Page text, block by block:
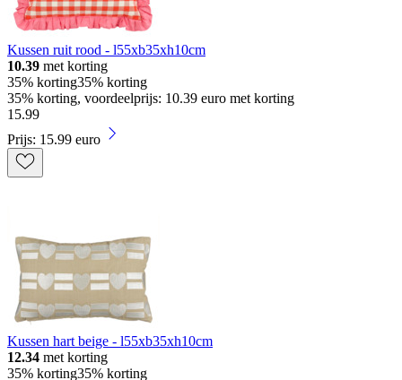
Kussen ruit rood - l55xb35xh10cm
10.39 met korting
35% korting35% korting
35% korting, voordeelprijs: 10.39 euro met korting
15.99
Prijs: 15.99 euro
Kussen hart beige - l55xb35xh10cm
12.34 met korting
35% korting35% korting